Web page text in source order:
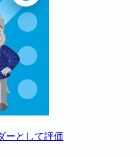
ーとして評価